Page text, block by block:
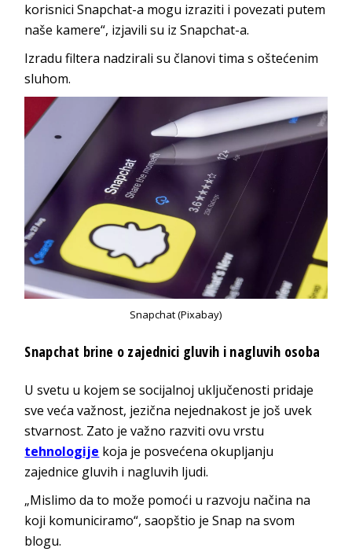
korisnici Snapchat-a mogu izraziti i povezati putem
naše kamere“, izjavili su iz Snapchat-a.
Izradu filtera nadzirali su članovi tima s oštećenim
sluhom.
Snapchat (Pixabay)
Snapchat brine o zajednici gluvih i nagluvih osoba
U svetu u kojem se socijalnoj uključenosti pridaje
sve veća važnost, jezična nejednakost je još uvek
stvarnost. Zato je važno razviti ovu vrstu
tehnologije koja je posvećena okupljanju
zajednice gluvih i nagluvih ljudi.
„Mislimo da to može pomoći u razvoju načina na
koji komuniciramo“, saopštio je Snap na svom
blogu.